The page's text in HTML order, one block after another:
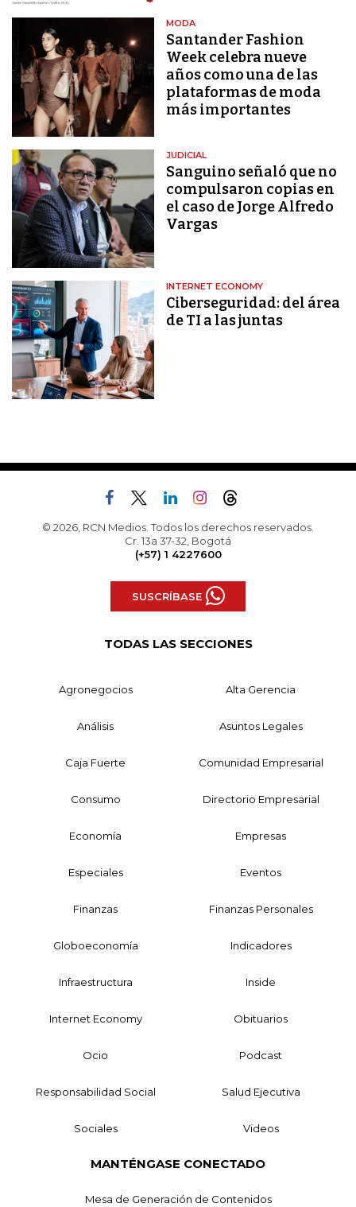
MODA
Santander Fashion
Week celebra nueve
años como una de las
plataformas de moda
más importantes
JUDICIAL
Sanguino señaló que no
compulsaron copias en
el caso de Jorge Alfredo
Vargas
INTERNET ECONOMY
Ciberseguridad: del área
de TI a las juntas
© 2026, RCN Medios. Todos los derechos reservados.
Cr. 13a 37-32, Bogotá
(+57) 1 4227600
SUSCRÍBASE
TODAS LAS SECCIONES
Agronegocios Alta Gerencia
Análisis Asuntos Legales
Caja Fuerte Comunidad Empresarial
Consumo Directorio Empresarial
Economía Empresas
Especiales Eventos
Finanzas Finanzas Personales
Globoeconomía Indicadores
Infraestructura Inside
Internet Economy Obituarios
Ocio Podcast
Responsabilidad Social Salud Ejecutiva
Sociales Videos
MANTÉNGASE CONECTADO
Mesa de Generación de Contenidos